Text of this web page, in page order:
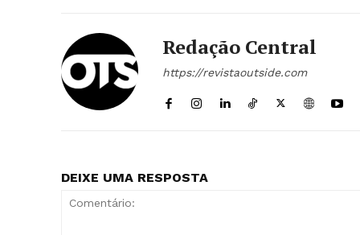
Redação Central
https://revistaoutside.com
DEIXE UMA RESPOSTA